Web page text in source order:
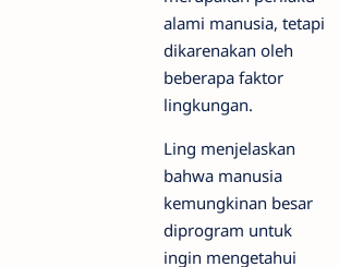
alami manusia, tetapi
dikarenakan oleh
beberapa faktor
lingkungan.
Ling menjelaskan
bahwa manusia
kemungkinan besar
diprogram untuk
ingin mengetahui